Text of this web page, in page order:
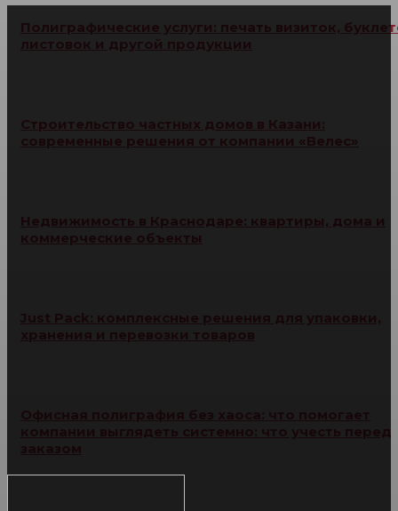
Полиграфические услуги: печать визиток,
листовок и другой продукции
Строительство частных домов в Казани:
современные решения от компании «Велес»
Недвижимость в Краснодаре: квартиры, дома и
коммерческие объекты